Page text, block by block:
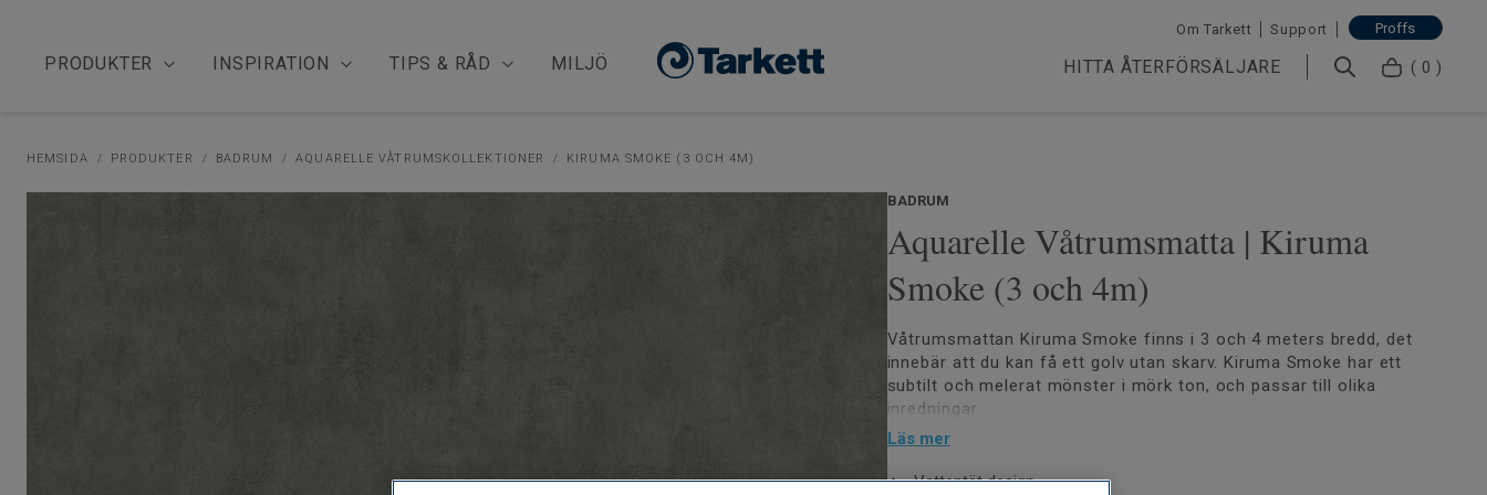
PRODUKTER INSPIRATION TIPS & RÅD MILJÖ
Om Tarkett Support Proffs
HITTA ÅTERFÖRSÄLJARE ( 0 )
HEMSIDA PRODUKTER BADRUM AQUARELLE VÅTRUMSKOLLEKTIONER KIRUMA SMOKE (3 OCH 4M)
BADRUM
Aquarelle Våtrumsmatta | Kiruma
Smoke (3 och 4m)
Våtrumsmattan Kiruma Smoke finns i 3 och 4 meters bredd, det
innebär att du kan få ett golv utan skarv. Kiruma Smoke har ett
subtilt och melerat mönster i mörk ton, och passar till olika
inredningar.
stabil konstruktion. Välj bland naturtrogna mönster i sten, betong
Läs mer
Vattentät design